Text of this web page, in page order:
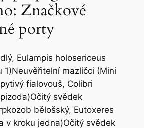
Značkové
porty
Eulampis holosericeus
1)Neuvěřitelní mazlíčci (Mini
fialovouš, Colibri
svědek
bělošský, Eutoxeres
v kroku jedna)Očitý svědek